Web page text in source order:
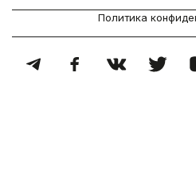
Политика